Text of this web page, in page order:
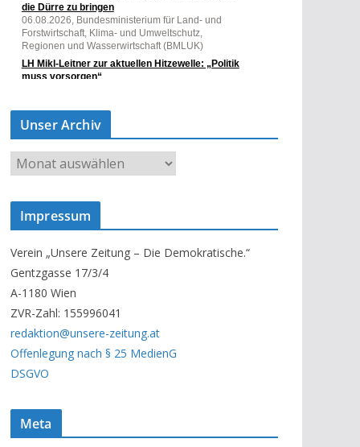
Unser Archiv
U
n
s
A
r
c
h
i
v
Impressum
Verein „Unsere Zeitung – Die Demokratische.“
Gentzgasse 17/3/4
A-1180 Wien
ZVR-Zahl: 155996041
redaktion@unsere-zeitung.at
Offenlegung nach § 25 MedienG
DSGVO
Meta